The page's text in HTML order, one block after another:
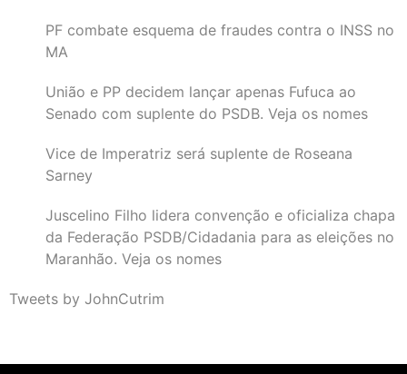
PF combate esquema de fraudes contra o INSS no
MA
União e PP decidem lançar apenas Fufuca ao
Senado com suplente do PSDB. Veja os nomes
Vice de Imperatriz será suplente de Roseana
Sarney
Juscelino Filho lidera convenção e oficializa chapa
da Federação PSDB/Cidadania para as eleições no
Maranhão. Veja os nomes
Tweets by JohnCutrim